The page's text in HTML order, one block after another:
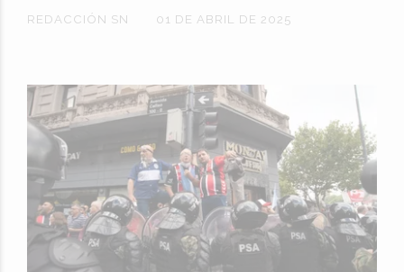
REDACCIÓN SN 01 DE ABRIL DE 2025